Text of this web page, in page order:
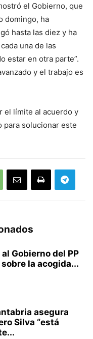
el Gobierno, que
domingo, ha
hasta las diez y ha
una de las
estar en otra parte”.
y el trabajo es
el límite al acuerdo y
para solucionar este
al Gobierno del PP
la acogida...
asegura
Silva “está